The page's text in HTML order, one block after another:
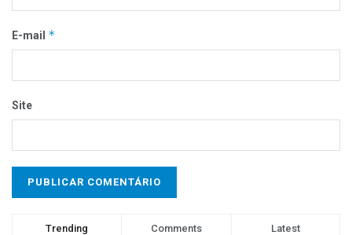
E-mail *
Site
Trending Comments Latest